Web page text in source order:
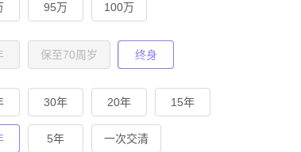
95万 100万
保至70周岁 终身
30年 20年 15年
5年 一次交清